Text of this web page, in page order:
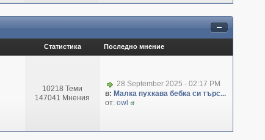
Статистика Последно мнение
10218 Теми
147041 Мнения
28 September 2025 - 02:17 PM
в: Малка пухкава бебка си търс...
от: owl